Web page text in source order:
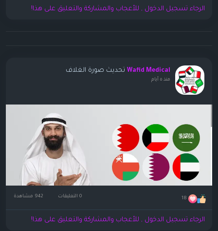
الرجاء تسجيل الدخول , للأعجاب والمشاركة والتعليق على هذا!
Wafid Medical تحديث صورة الغلاف
منذ ٥ أيام
18 0 التعليقات
الرجاء تسجيل الدخول , للأعجاب والمشاركة والتعليق على هذا!